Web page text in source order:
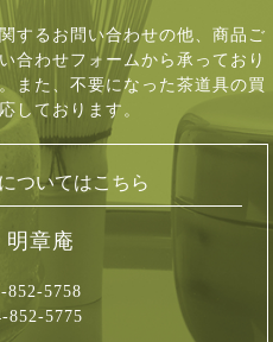
するお問い合わせの他、商品ご
合わせフォームから承っており
また、不要になった茶道具の買
しております。
ついてはこちら
章庵
852-5758
852-5775